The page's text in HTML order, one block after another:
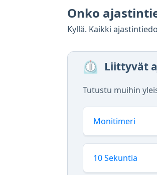
Onko
Kyllä. Kaikki
⏲️ Liittyvät
Tutustu muihin
Monitimeri
10 Sekuntia